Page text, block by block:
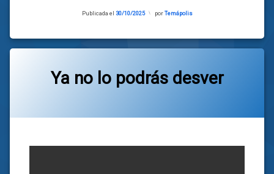
Publicada el 30/10/2025
Actualizado
porTemápolis
Ya no lo podrás desver